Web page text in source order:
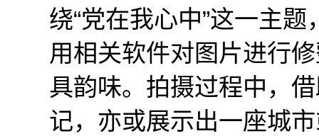
绕“党在我心中”这一主
用相关软件对图片进行
具韵味。拍摄过程中，
记，亦或展示出一座城